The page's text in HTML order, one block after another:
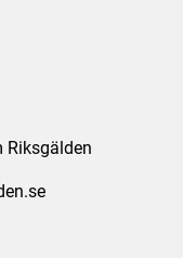
Riksgälden